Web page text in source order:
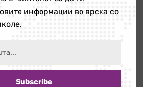
Маргини и
а финансиран
Унија
информации во врска со